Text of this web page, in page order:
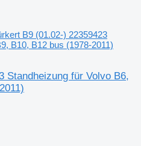
B9 (01.02-) 22359423
B10, B12 bus (1978-2011)
Standheizung für Volvo B6,